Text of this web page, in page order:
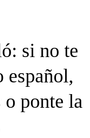
si no te
español,
ponte la